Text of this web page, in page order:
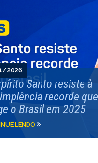
2026
Santo resiste à
recorde que
o Brasil em 2025
LENDO